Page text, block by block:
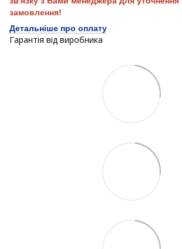
замовлення!
Детальніше про оплату
Гарантія від виробника